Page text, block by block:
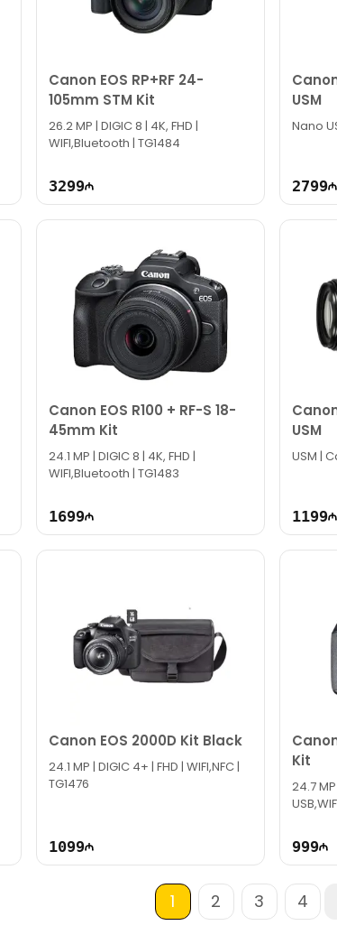
Canon EOS RP+RF 24-
105mm STM Kit
26.2 MP | DIGIC 8 | 4K, FHD |
WIFI,Bluetooth | TG1484
3299
USM
Nano
2799
Canon EOS R100 + RF-S 18-
45mm Kit
24.1 MP | DIGIC 8 | 4K, FHD |
WIFI,Bluetooth | TG1483
1699
USM
USM |
1199
Canon EOS 2000D Kit Black
24.1 MP | DIGIC 4+ | FHD | WIFI,NFC |
TG1476
1099
Kit
24.7
999
1 2 3 4